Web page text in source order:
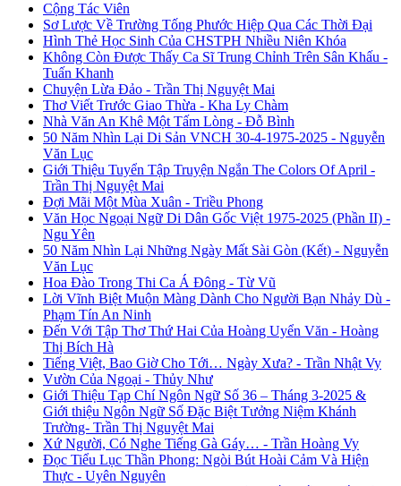
Cộng Tác Viên
Sơ Lược Về Trường Tống Phước Hiệp Qua Các Thời Đại
Hình Thẻ Học Sinh Của CHSTPH Nhiều Niên Khóa
Không Còn Được Thấy Ca Sĩ Trung Chỉnh Trên Sân Khấu -
Tuấn Khanh
Chuyện Lừa Đảo - Trần Thị Nguyệt Mai
Thơ Viết Trước Giao Thừa - Kha Ly Chàm
Nhà Văn An Khê Một Tấm Lòng - Đỗ Bình
50 Năm Nhìn Lại Di Sản VNCH 30-4-1975-2025 - Nguyễn
Văn Lục
Giới Thiệu Tuyển Tập Truyện Ngắn The Colors Of April -
Trần Thị Nguyệt Mai
Đợi Mãi Một Mùa Xuân - Triều Phong
Văn Học Ngoại Ngữ Di Dân Gốc Việt 1975-2025 (Phần II) -
Ngu Yên
50 Năm Nhìn Lại Những Ngày Mất Sài Gòn (Kết) - Nguyễn
Văn Lục
Hoa Đào Trong Thi Ca Á Đông - Từ Vũ
Lời Vĩnh Biệt Muộn Màng Dành Cho Người Bạn Nhảy Dù -
Phạm Tín An Ninh
Đến Với Tập Thơ Thứ Hai Của Hoàng Uyển Văn - Hoàng
Thị Bích Hà
Tiếng Việt, Bao Giờ Cho Tới… Ngày Xưa? - Trần Nhật Vy
Vườn Của Ngoại - Thủy Như
Giới Thiệu Tạp Chí Ngôn Ngữ Số 36 – Tháng 3-2025 &
Giới thiệu Ngôn Ngữ Số Đặc Biệt Tưởng Niệm Khánh
Trường- Trần Thị Nguyệt Mai
Xứ Người, Có Nghe Tiếng Gà Gáy… - Trần Hoàng Vy
Đọc Tiểu Lục Thần Phong: Ngòi Bút Hoài Cảm Và Hiện
Thực - Uyên Nguyên